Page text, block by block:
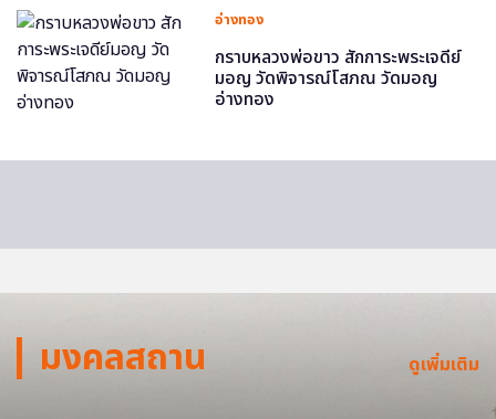
อ่างทอง
กราบหลวงพ่อขาว สักการะพระเจดีย์
มอญ วัดพิจารณ์โสภณ วัดมอญ
อ่างทอง
มงคลสถาน ดูเพิ่มเติม